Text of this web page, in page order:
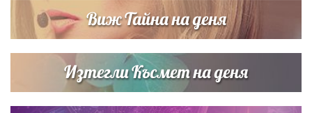
Виж Тайна на деня
Изтегли Късмет на деня